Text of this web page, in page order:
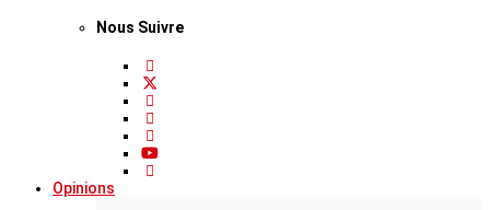
Nous Suivre
Opinions